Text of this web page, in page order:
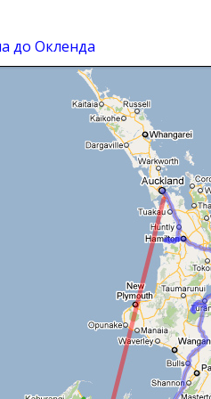
до Окленда